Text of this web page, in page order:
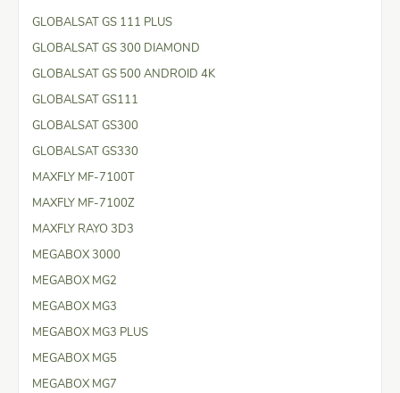
GLOBALSAT GS 111 PLUS
GLOBALSAT GS 300 DIAMOND
GLOBALSAT GS 500 ANDROID 4K
GLOBALSAT GS111
GLOBALSAT GS300
GLOBALSAT GS330
MAXFLY MF-7100T
MAXFLY MF-7100Z
MAXFLY RAYO 3D3
MEGABOX 3000
MEGABOX MG2
MEGABOX MG3
MEGABOX MG3 PLUS
MEGABOX MG5
MEGABOX MG7